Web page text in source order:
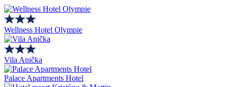
Wellness Hotel Olympie
Vila Anička
Palace Apartments Hotel